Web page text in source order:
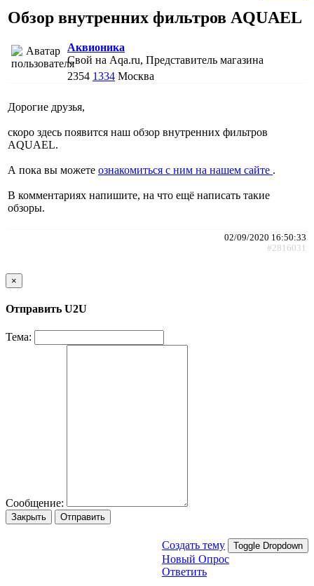
Обзор внутренних фильтров AQUAEL
Аквионика
Свой на Aqa.ru, Представитель магазина
2354 1334 Москва
Дорогие друзья,
скоро здесь появится наш обзор внутренних фильтров
AQUAEL.
А пока вы можете ознакомиться с ним на нашем сайте .
В комментариях напишите, на что ещё написать такие
обзоры.
02/09/2020 16:50:33
#2816031
×
Отправить U2U
Тема:
Сообщение:
Закрыть Отправить
Создать тему Toggle Dropdown
Новый Опрос
Ответить